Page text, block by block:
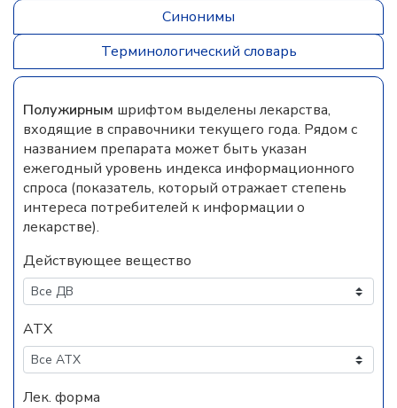
Синонимы
Терминологический словарь
Полужирным шрифтом выделены лекарства,
входящие в справочники текущего года. Рядом с
названием препарата может быть указан
ежегодный уровень индекса информационного
спроса (показатель, который отражает степень
интереса потребителей к информации о
лекарстве).
Действующее вещество
АТХ
Лек. форма